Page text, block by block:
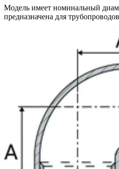
Модель имеет номинальный
предназначена для